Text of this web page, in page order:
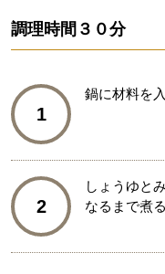
調理時間 ３０分
1
鍋に材料を
2
しょうゆと
なるまで煮る